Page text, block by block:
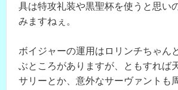
具は特攻礼装や黒聖杯を使うと思い
みますねぇ。
ボイジャーの運用はロリンチちゃん
ぶところがありますが、ともすれば
サリーとか、意外なサーヴァントも